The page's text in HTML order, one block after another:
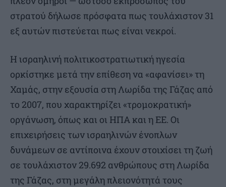
στρατού δήλωσε πρόσφατα πως τουλάχιστον 31
εξ αυτών πιστεύεται πως είναι νεκροί.
Η ισραηλινή πολιτικοστρατιωτική ηγεσία
ορκίστηκε μετά την επίθεση να «αφανίσει» τη
Χαμάς, στην εξουσία στη Λωρίδα της Γάζας από
το 2007, που χαρακτηρίζει «τρομοκρατική»
οργάνωση, όπως και οι ΗΠΑ και η ΕΕ. Οι
επιχειρήσεις των ισραηλινών ένοπλων
δυνάμεων σε αντίποινα έχουν στοιχίσει τη ζωή
σε τουλάχιστον 29.692 ανθρώπους στη Λωρίδα
της Γάζας, στη μεγάλη πλειονότητά τους